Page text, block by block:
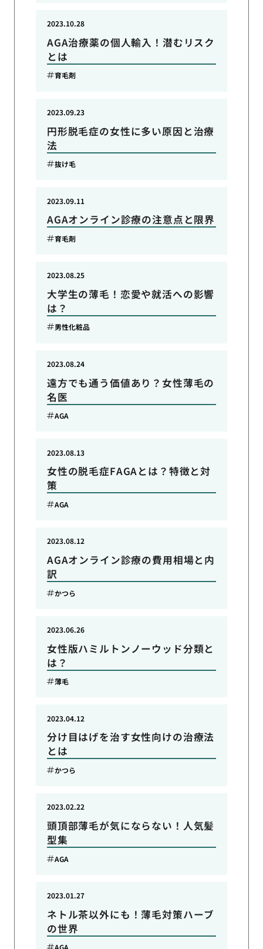
AGA治療薬の個人輸入！潜むリスク
とは
2023.10.28
育毛剤
円形脱毛症の女性に多い原因と治療
法
2023.09.23
抜け毛
AGAオンライン診療の注意点と限界
2023.09.11
育毛剤
大学生の薄毛！恋愛や就活への影響
は？
2023.08.25
男性化粧品
遠方でも通う価値あり？女性薄毛の
名医
2023.08.24
AGA
女性の脱毛症FAGAとは？特徴と対
策
2023.08.13
AGA
AGAオンライン診療の費用相場と内
訳
2023.08.12
かつら
女性版ハミルトンノーウッド分類と
は？
2023.06.26
薄毛
分け目はげを治す女性向けの治療法
とは
2023.04.12
かつら
頭頂部薄毛が気にならない！人気髪
型集
2023.02.22
AGA
ネトル茶以外にも！薄毛対策ハーブ
の世界
2023.01.27